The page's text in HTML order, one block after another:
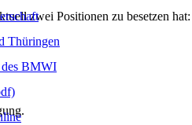
Thüringen
des BMWI
zwei Positionen zu besetzen hat: